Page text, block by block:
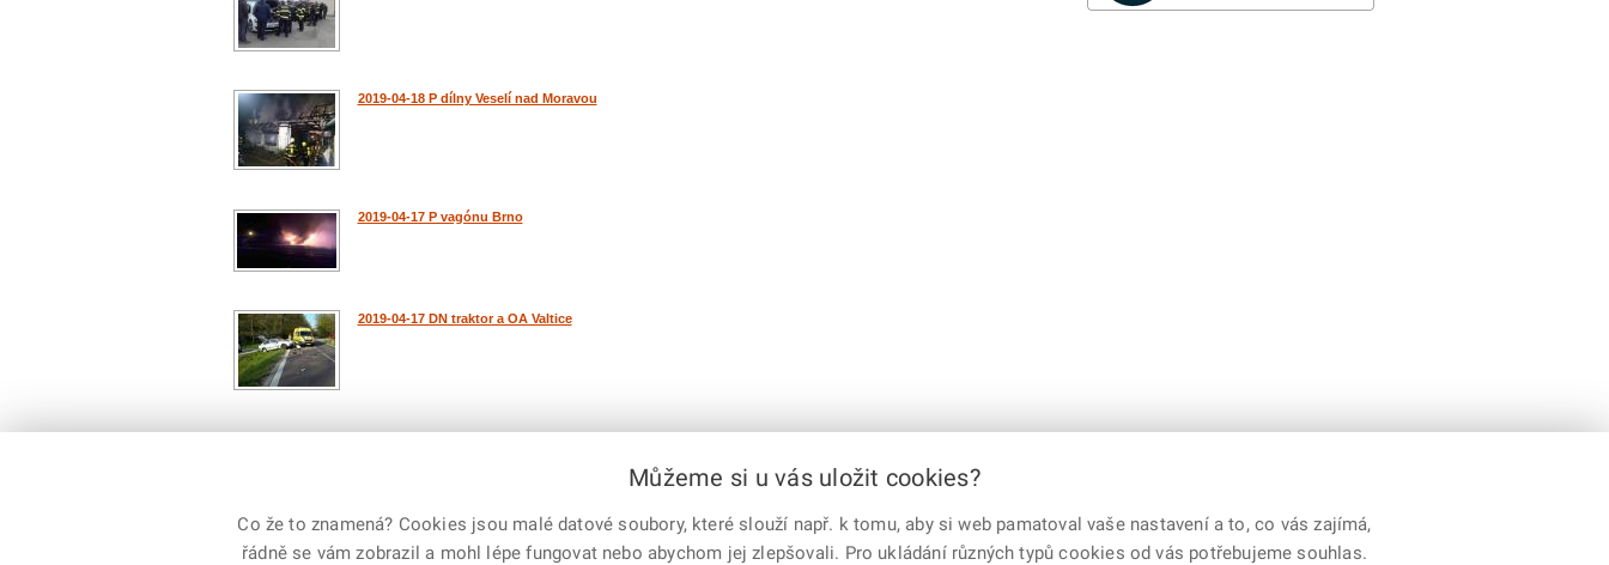
2019-04-18 P dílny Veselí nad Moravou
2019-04-17 P vagónu Brno
2019-04-17 DN traktor a OA Valtice
184 185 186 187 188 189 190 191 192 193 194
Facebook
Můžeme si u vás uložit cookies?
Co že to znamená? Cookies jsou malé datové soubory, které slouží např. k tomu, aby si web pamatoval vaše nastavení a to, co vás zajímá,
řádně se vám zobrazil a mohl lépe fungovat nebo abychom jej zlepšovali. Pro ukládání různých typů cookies od vás potřebujeme souhlas.